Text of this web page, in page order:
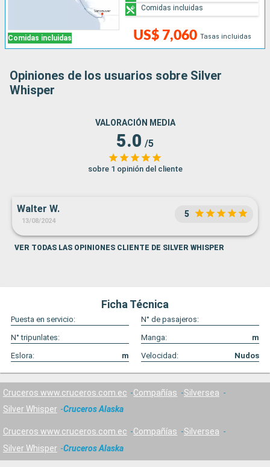
Comidas incluidas US$ 7,060 Tasas incluidas
Comidas incluidas
Opiniones de los usuarios sobre Silver
Whisper
VALORACIÓN MEDIA
5.0 /5
sobre 1 opinión del cliente
Walter W.
13/08/2024
5
VER TODAS LAS OPINIONES CLIENTE DE SILVER WHISPER
Ficha Técnica
Puesta en servicio:
N° de pasajeros:
N° tripunlates:
Manga:
m
Eslora:
m Velocidad: Nudos
Cruceros www.cruceros.com.ec Compañías
Silversea
Silver Whisper
Cruceros Alaska
Cruceros www.cruceros.com.ec Compañías
Silversea
Silver Whisper
Cruceros Alaska